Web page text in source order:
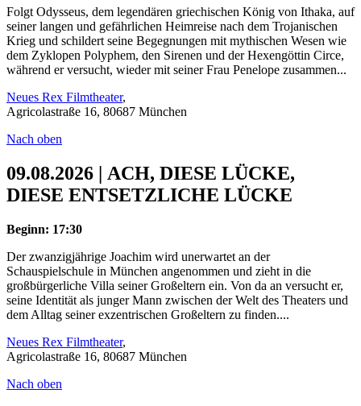
Folgt Odysseus, dem legendären griechischen König von Ithaka, auf
seiner langen und gefährlichen Heimreise nach dem Trojanischen
Krieg und schildert seine Begegnungen mit mythischen Wesen wie
dem Zyklopen Polyphem, den Sirenen und der Hexengöttin Circe,
während er versucht, wieder mit seiner Frau Penelope zusammen...
Neues Rex Filmtheater,
Agricolastraße 16, 80687 München
Nach oben
09.08.2026 | ACH, DIESE LÜCKE,
DIESE ENTSETZLICHE LÜCKE
Beginn: 17:30
Der zwanzigjährige Joachim wird unerwartet an der
Schauspielschule in München angenommen und zieht in die
großbürgerliche Villa seiner Großeltern ein. Von da an versucht er,
seine Identität als junger Mann zwischen der Welt des Theaters und
dem Alltag seiner exzentrischen Großeltern zu finden....
Neues Rex Filmtheater,
Agricolastraße 16, 80687 München
Nach oben